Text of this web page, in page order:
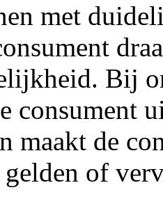
met
Bij
consument
maakt de
of